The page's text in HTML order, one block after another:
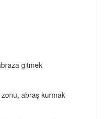
gitmek
zonu, abraş kurmak